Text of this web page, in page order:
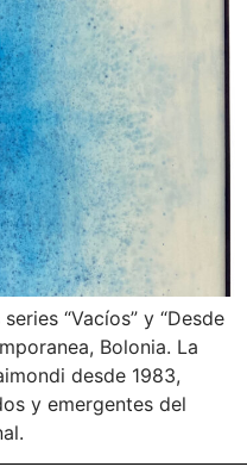
“Vacíos” y “Desde
Bolonia. La
desde 1983,
y emergentes del